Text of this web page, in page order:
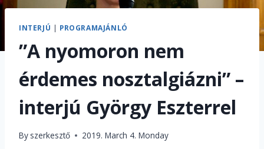
INTERJÚ | PROGRAMAJÁNLÓ
”A nyomoron nem
érdemes nosztalgiázni” –
interjú György Eszterrel
By szerkesztő 2019. March 4. Monday